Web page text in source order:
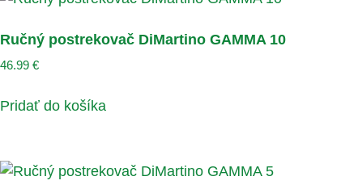
Ručný postrekovač DiMartino GAMMA 10
46.99 €
Pridať do košíka